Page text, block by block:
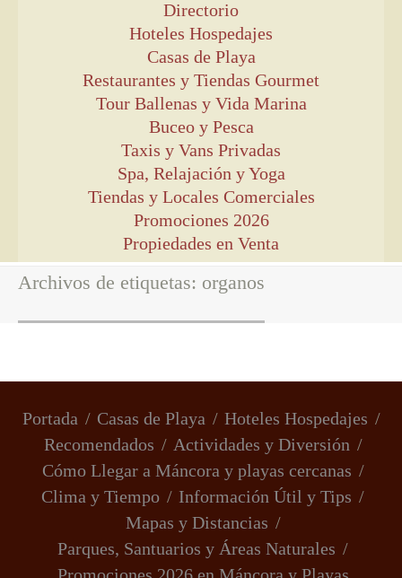
Directorio
Hoteles Hospedajes
Casas de Playa
Restaurantes y Tiendas Gourmet
Tour Ballenas y Vida Marina
Buceo y Pesca
Taxis y Vans Privadas
Spa, Relajación y Yoga
Tiendas y Locales Comerciales
Promociones 2026
Propiedades en Venta
Archivos de etiquetas: organos
Portada Casas de Playa
Hoteles Hospedajes
Recomendados
Actividades y Diversión
Cómo Llegar a Máncora y playas cercanas
Clima y Tiempo
Información Útil y Tips
Mapas y Distancias
Parques, Santuarios y Áreas Naturales